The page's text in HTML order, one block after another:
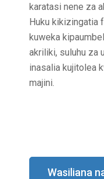
karatasi nene za
Huku kikizingatia
kuweka
akriliki, suluhu za
inasalia kujitolea
majini.
Wasiliana